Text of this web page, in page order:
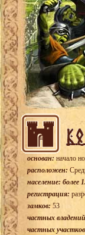
основан: начало
расположен:
население: более
регистрация:
замков: 53
частных
частных